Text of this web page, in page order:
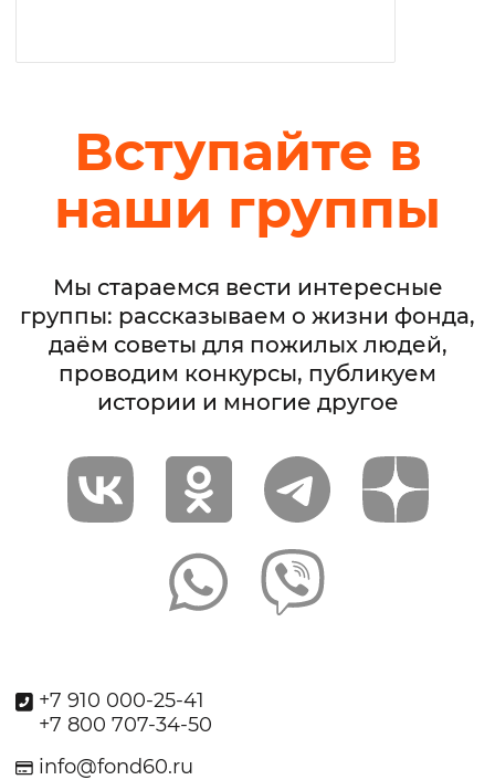
Вступайте в
наши группы
Мы стараемся вести интересные
группы: рассказываем о жизни фонда,
даём советы для пожилых людей,
проводим конкурсы, публикуем
истории и многие другое
+7 910 000-25-41
+7 800 707-34-50
info@fond60.ru